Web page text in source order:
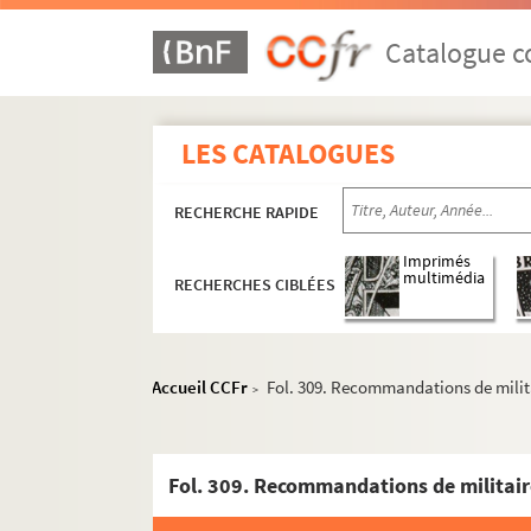
Catalogue
LES CATALOGUES
RECHERCHE RAPIDE
RECHERCHES CIBLÉES
Imprimés
multimédia
Accueil CCFr > Fol. 309. Recommandations de